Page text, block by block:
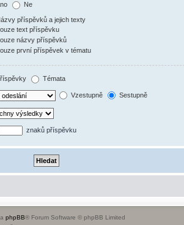
Ne
příspěvků a jejich texty
text příspěvku
názvy příspěvků
první příspěvek v tématu
Témata
Vzestupně Sestupně
znaků příspěvku
phpBB® Forum Software © phpBB Limited